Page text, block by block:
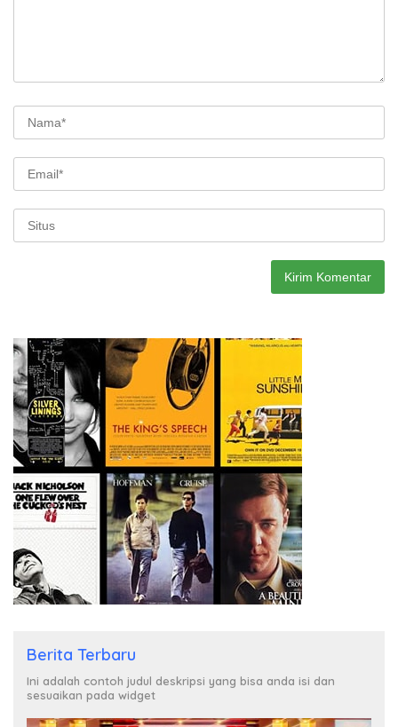
Berita Terbaru
Ini adalah contoh judul deskripsi yang bisa anda isi dan
sesuaikan pada widget